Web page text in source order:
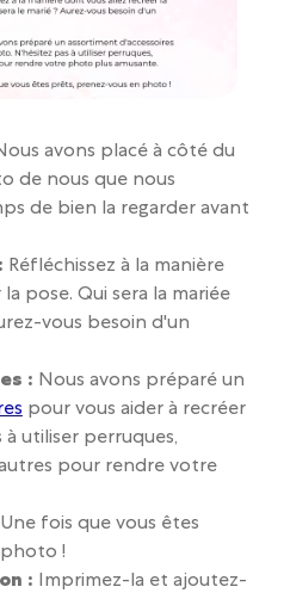
avons placé à côté du
de nous que nous
de bien la regarder avant
Réfléchissez à la manière
pose. Qui sera la mariée
vous besoin d'un
: Nous avons préparé un
pour vous aider à recréer
utiliser perruques,
pour rendre votre
Une fois que vous êtes
!
: Imprimez-la et ajoutez-